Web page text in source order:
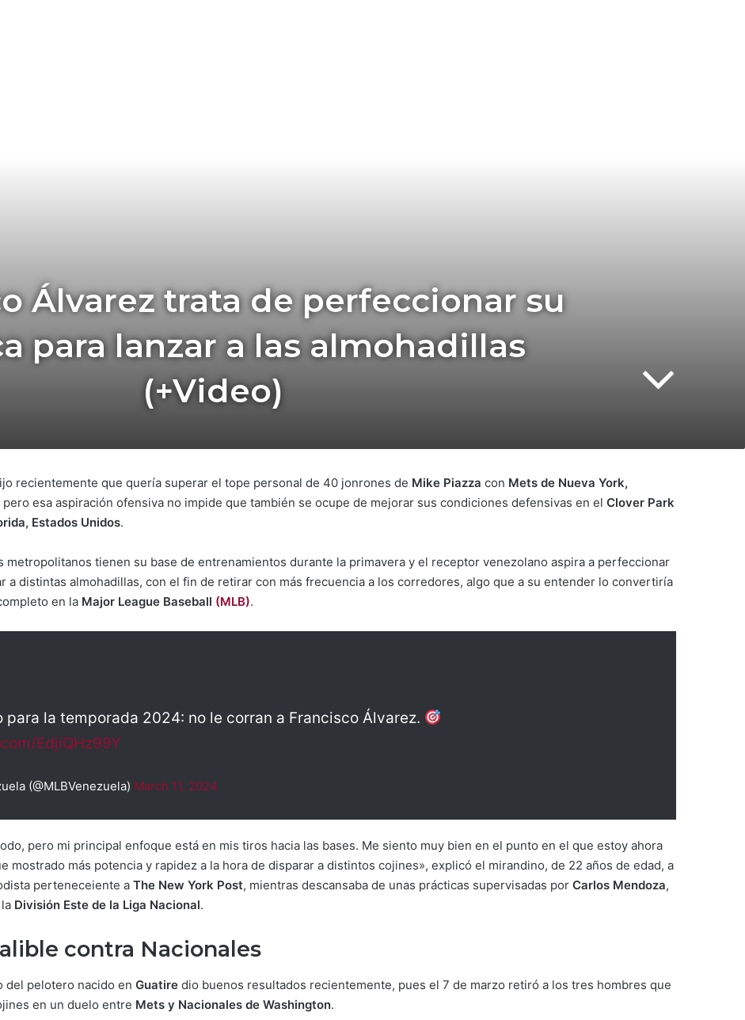
Álvarez trata de perfeccionar su
para lanzar a las almohadillas
(+Video)
recientemente que quería superar el tope personal de 40 jonrones de Mike Piazza con Mets de Nueva York,
esa aspiración ofensiva no impide que también se ocupe de mejorar sus condiciones defensivas en el Clover Park
Estados Unidos.
metropolitanos tienen su base de entrenamientos durante la primavera y el receptor venezolano aspira a perfeccionar
a distintas almohadillas, con el fin de retirar con más frecuencia a los corredores, algo que a su entender lo convertiría
en la Major League Baseball (MLB).
para la temporada 2024: no le corran a Francisco Álvarez.
EdjiQHz99Y
(@MLBVenezuela) March 11, 2024
pero mi principal enfoque está en mis tiros hacia las bases. Me siento muy bien en el punto en el que estoy ahora
mostrado más potencia y rapidez a la hora de disparar a distintos cojines», explicó el mirandino, de 22 años de edad, a
perteneceiente a The New York Post, mientras descansaba de unas prácticas supervisadas por Carlos Mendoza,
División Este de la Liga Nacional.
contra Nacionales
del pelotero nacido en Guatire dio buenos resultados recientemente, pues el 7 de marzo retiró a los tres hombres que
en un duelo entre Mets y Nacionales de Washington.